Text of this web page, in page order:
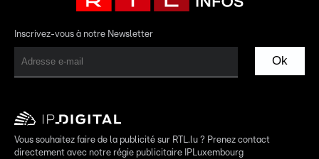
Inscrivez-vous à notre Newsletter
Ok
Vous souhaitez faire de la publicité sur RTL.lu ? Prenez contact
directement avec notre régie publicitaire IPLuxembourg